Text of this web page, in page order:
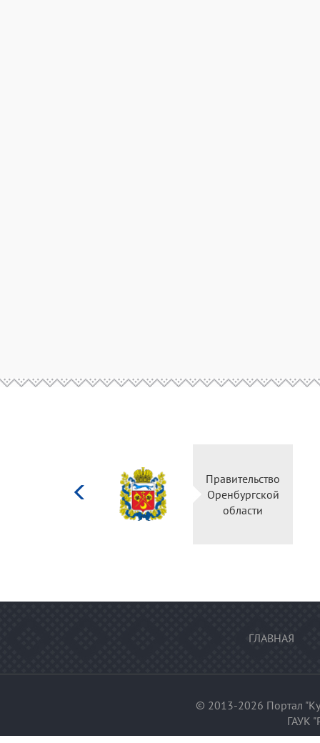
Правительство
Оренбургской
области
ГЛАВНАЯ
© 2013-2026 Портал
ГАУК